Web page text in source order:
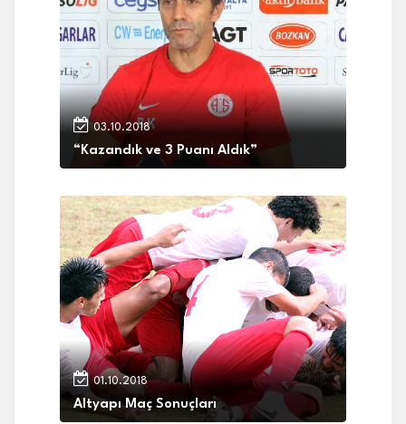
03.10.2018
“Kazandık ve 3 Puanı Aldık”
01.10.2018
Altyapı Maç Sonuçları